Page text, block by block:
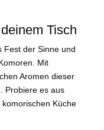
Tisch
Fest der Sinne und
Mit
Aromen dieser
Probiere es aus
Küche